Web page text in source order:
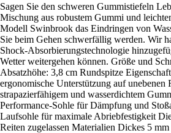
Sagen Sie den schweren Gummistiefeln
Mischung aus robustem Gummi und
Modell Swinbrook das Eindringen von
Sie beim Gehen schwerfällig werden. Wir
Shock-Absorbierungstechnologie
Wetter weitergehen können. Größe und
Absatzhöhe: 3,8 cm Rundspitze
ergonomische Unterstützung auf unebenen
strapazierfähigem und wasserdichtem
Performance-Sohle für Dämpfung und
Laufsohle für maximale Abriebfestigkeit
Reiten zugelassen Materialien Dickes 5